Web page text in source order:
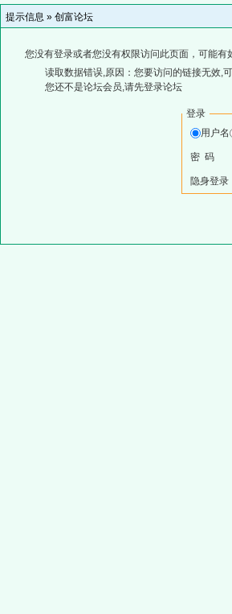
提示信息 » 创富论坛
您没有登录或者您没有权限访问此页面，可能有
读取数据错误,原因：您要访问的链接无效,
您还不是论坛会员,请先登录论坛
登录
用户名
密 码
隐身登录